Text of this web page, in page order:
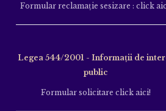
Formular reclamație sesizare : click
Legea 544/2001 - Informații de
public
Formular solicitare click aici!